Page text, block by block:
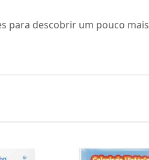
para descobrir um pouco mais